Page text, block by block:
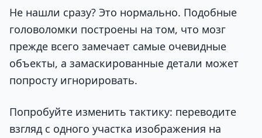
Не нашли сразу? Это нормально. Подобные
головоломки построены на том, что мозг
прежде всего замечает самые очевидные
объекты, а замаскированные детали может
попросту игнорировать.
Попробуйте изменить тактику: переводите
взгляд с одного участка изображения на